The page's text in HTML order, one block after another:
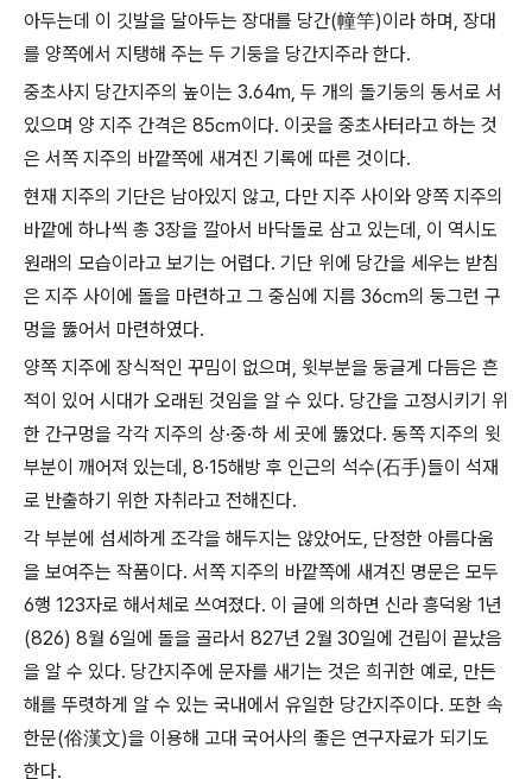
아두는데 이 깃발을 달아두는 장대를 당간(幢竿)이라 하며, 장대
를 양쪽에서 지탱해 주는 두 기둥을 당간지주라 한다.
중초사지 당간지주의 높이는 3.64m, 두 개의 돌기둥의 동서로 서
있으며 양 지주 간격은 85㎝이다. 이곳을 중초사터라고 하는 것
은 서쪽 지주의 바깥쪽에 새겨진 기록에 따른 것이다.
현재 지주의 기단은 남아있지 않고, 다만 지주 사이와 양쪽 지주의
바깥에 하나씩 총 3장을 깔아서 바닥돌로 삼고 있는데 , 이 역시도
원래의 모습이라고 보기는 어렵다. 기단 위에 당간을 세우는 받침
은 지주 사이에 돌을 마련하고 그 중심에 지름 36㎝의 둥그런 구
멍을 뚫어서 마련하였다.
양쪽 지주에 장식적인 꾸밈이 없으며, 윗부분을 둥글게 다듬은 흔
적이 있어 시대가 오래된 것임을 알 수 있다. 당간을 고정시키기 위
한 간구멍을 각각 지주의 상·중·하 세 곳에 뚫었다. 동쪽 지주의 윗
부분이 깨어져 있는데 , 8·15해방 후 인근의 석수(石手)들이 석재
로 반출하기 위한 자취라고 전해진다.
각 부분에 섬세하게 조각을 해두지는 않았어도, 단정한 아름다움
을 보여주는 작품이다. 서쪽 지주의 바깥쪽에 새겨진 명문은 모두
6행 123자로 해서체로 쓰여졌다. 이 글에 의하면 신라 흥덕왕 1년
(826) 8월 6일에 돌을 골라서 827년 2월 30일에 건립이 끝났음
을 알 수 있다. 당간지주에 문자를 새기는 것은 희귀한 예로, 만든
해를 뚜렷하게 알 수 있는 국내에서 유일한 당간지주이다. 또한 속
한문(俗漢文)을 이용해 고대 국어사의 좋은 연구자료가 되기도
한다.